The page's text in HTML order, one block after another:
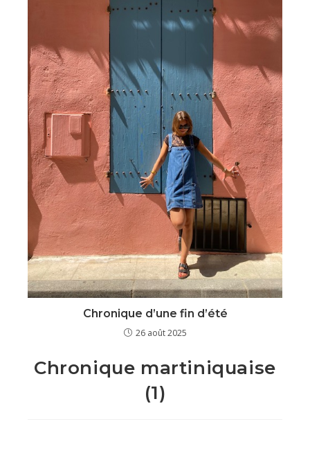
Chronique d’une fin d’été
26 août 2025
Chronique martiniquaise
(1)